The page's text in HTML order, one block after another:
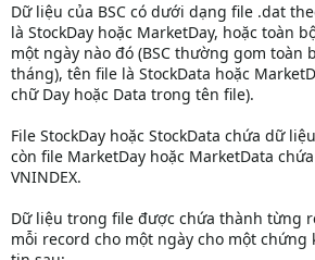
Dữ liệu của BSC có dưới dạng file .dat
là StockDay hoặc MarketDay, hoặc toàn
một ngày nào đó (BSC thường gom toàn
tháng), tên file là StockData hoặc
chữ Day hoặc Data trong tên file).
File StockDay hoặc StockData chứa dữ
còn file MarketDay hoặc MarketData
VNINDEX.
Dữ liệu trong file được chứa thành từng
mỗi record cho một ngày cho một chứng